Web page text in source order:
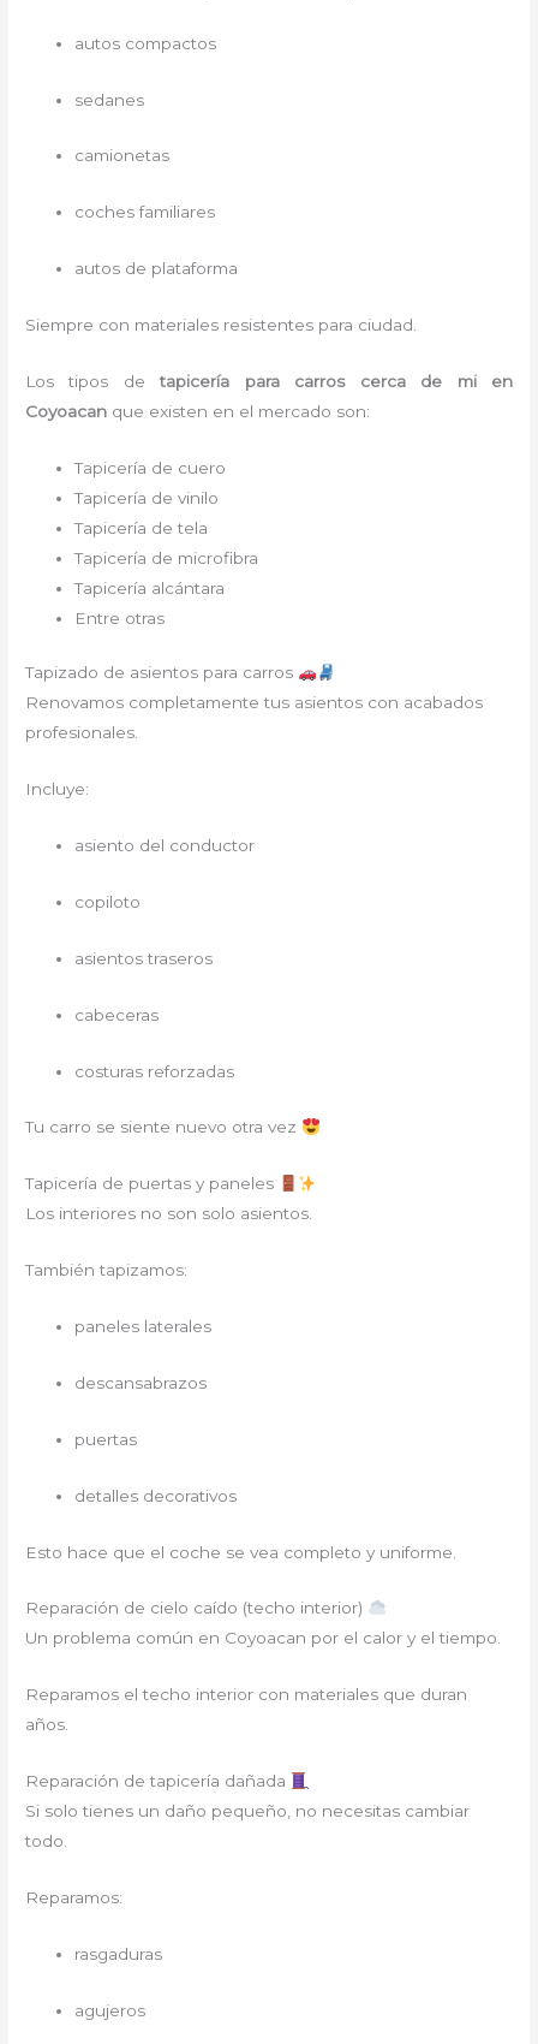
autos compactos
sedanes
camionetas
coches familiares
autos de plataforma
Siempre con materiales resistentes para ciudad.
Los tipos de tapicería para carros cerca de mien
Coyoacan que existen en el mercado son:
Tapicería de cuero
Tapicería de vinilo
Tapicería de tela
Tapicería de microfibra
Tapicería alcántara
Entre otras
Tapizado de asientos para carros
Renovamos completamente tus asientos con acabados
profesionales.
Incluye:
asiento del conductor
copiloto
asientos traseros
cabeceras
costuras reforzadas
Tu carro se siente nuevo otra vez
Tapicería de puertas y paneles
Los interiores no son solo asientos.
También tapizamos:
paneles laterales
descansabrazos
puertas
detalles decorativos
Esto hace que el coche se vea completo y uniforme.
Reparación de cielo caído (techo interior)
Un problema común en Coyoacan por el calor y el tiempo.
Reparamos el techo interior con materiales que duran
años.
Reparación de tapicería dañada
Si solo tienes un daño pequeño, no necesitas cambiar
todo.
Reparamos:
rasgaduras
agujeros